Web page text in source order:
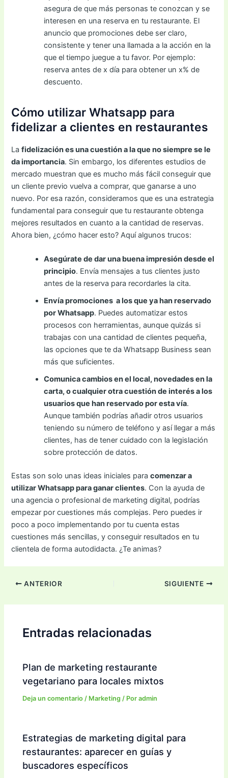
asegura de que más personas te conozcan y se
interesen en una reserva en tu restaurante. El
anuncio que promociones debe ser claro,
consistente y tener una llamada a la acción en la
que el tiempo juegue a tu favor. Por ejemplo:
reserva antes de x día para obtener un x% de
descuento.
Cómo utilizar Whatsapp para
fidelizar a clientes en restaurantes
Lafidelización es una cuestión a la que no siempre se le
da importancia. Sin embargo, los diferentes estudios de
mercado muestran que es mucho más fácil conseguir que
un cliente previo vuelva a comprar, que ganarse a uno
nuevo. Por esa razón, consideramos que es una estrategia
fundamental para conseguir que tu restaurante obtenga
mejores resultados en cuanto a la cantidad de reservas.
Ahora bien, ¿cómo hacer esto? Aquí algunos trucos:
Asegúrate de dar una buena impresión desde el
principio. Envía mensajes a tus clientes justo
antes de la reserva para recordarles la cita.
Envía promociones a los que ya han reservado
por Whatsapp. Puedes automatizar estos
procesos con herramientas, aunque quizás si
trabajas con una cantidad de clientes pequeña,
las opciones que te da Whatsapp Business sean
más que suficientes.
Comunica cambios en el local, novedades en la
carta, o cualquier otra cuestión de interés a los
usuarios que han reservado por esta vía.
Aunque también podrías añadir otros usuarios
teniendo su número de teléfono y así llegar a más
clientes, has de tener cuidado con la legislación
sobre protección de datos.
Estas son solo unas ideas iniciales paracomenzar a
utilizar Whatsapp para ganar clientes. Con la ayuda de
una agencia o profesional de marketing digital, podrías
empezar por cuestiones más complejas. Pero puedes ir
poco a poco implementando por tu cuenta estas
cuestiones más sencillas, y conseguir resultados en tu
clientela de forma autodidacta. ¿Te animas?
ANTERIOR SIGUIENTE
Entradas relacionadas
Plan de marketing restaurante
vegetariano para locales mixtos
Deja un comentario / Marketing / Poradmin
Estrategias de marketing digital para
restaurantes: aparecer en guías y
buscadores específicos